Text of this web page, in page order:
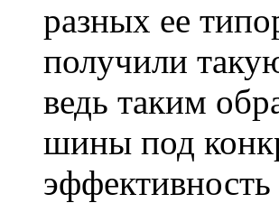
разных ее
получили
ведь таким
шины под